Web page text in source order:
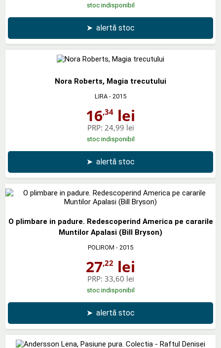
stoc indisponibil
➤ alertă stoc
Nora Roberts, Magia trecutului
LIRA - 2015
16,34 lei
PRP: 24,99 lei
stoc indisponibil
➤ alertă stoc
O plimbare in padure. Redescoperind America pe cararile
Muntilor Apalasi (Bill Bryson)
POLIROM - 2015
27,22 lei
PRP: 33,60 lei
stoc indisponibil
➤ alertă stoc